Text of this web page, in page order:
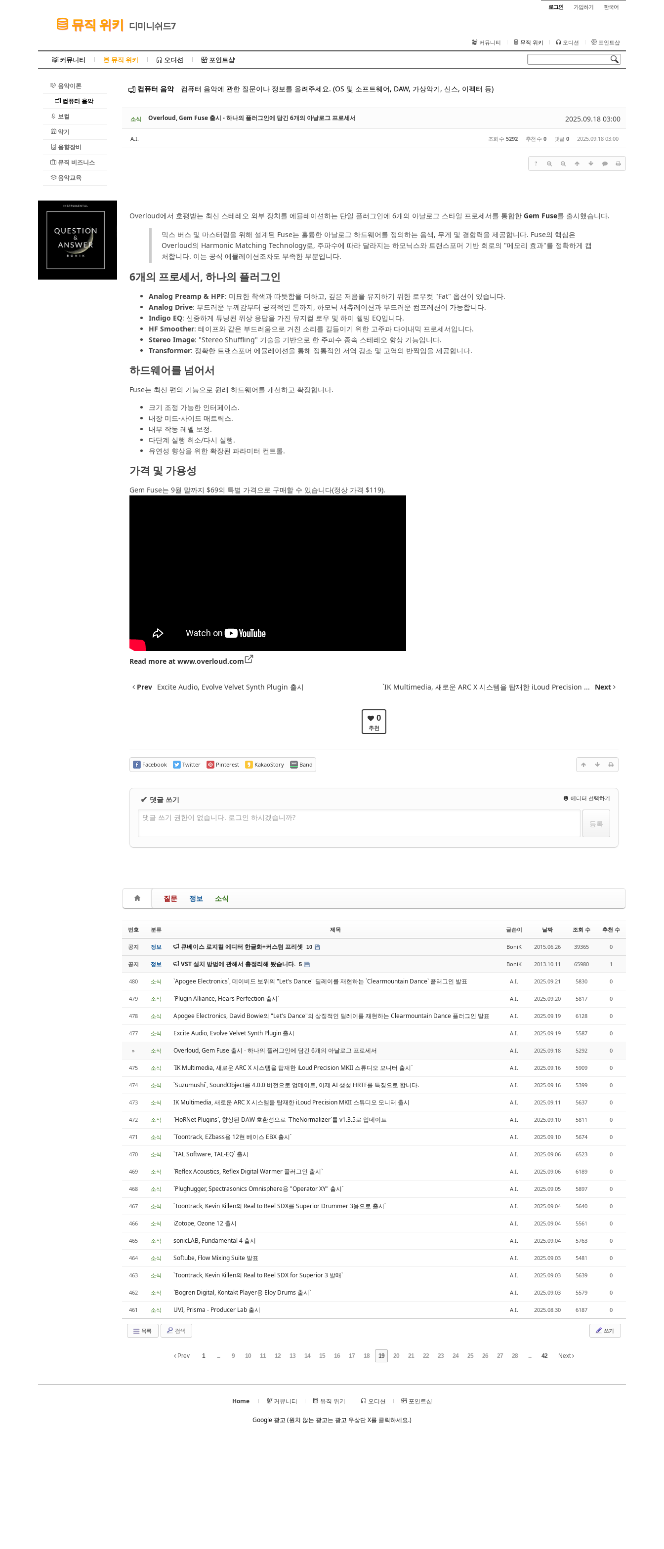
로그인 가입하기 한국어
뮤직 위키 디미니쉬드7
커뮤니티 뮤직 위키 오디션 포인트샵
커뮤니티 뮤직 위키 오디션 포인트샵
음악이론
컴퓨터 음악
보컬
악기
음향장비
뮤직 비즈니스
음악교육
컴퓨터 음악 컴퓨터 음악에 관한 질문이나 정보를 올려주세요. (OS 및 소프트웨어, DAW, 가상악기, 신스, 이펙터 등)
소식 2025.09.18 03:00
Overloud, Gem Fuse 출시 - 하나의 플러그인에 담긴 6개의 아날로그 프로세서
A.I. 조회 수 5292 추천 수 0 댓글 0 2025.09.18 03:00
?
Overloud에서 호평받는 최신 스테레오 외부 장치를 에뮬레이션하는 단일 플러그인에 6개의 아날로그 스타일 프로세서를 통합한 Gem Fuse를 출시했습니다.
믹스 버스 및 마스터링을 위해 설계된 Fuse는 훌륭한 아날로그 하드웨어를 정의하는 음색, 무게 및 결합력을 제공합니다. Fuse의 핵심은
Overloud의 Harmonic Matching Technology로, 주파수에 따라 달라지는 하모닉스와 트랜스포머 기반 회로의 "메모리 효과"를 정확하게 캡
처합니다. 이는 공식 에뮬레이션조차도 부족한 부분입니다.
6개의 프로세서, 하나의 플러그인
Analog Preamp & HPF: 미묘한 착색과 따뜻함을 더하고, 깊은 저음을 유지하기 위한 로우컷 "Fat" 옵션이 있습니다.
Analog Drive: 부드러운 두께감부터 공격적인 톤까지, 하모닉 새츄레이션과 부드러운 컴프레션이 가능합니다.
Indigo EQ: 신중하게 튜닝된 위상 응답을 가진 뮤지컬 로우 및 하이 쉘빙 EQ입니다.
HF Smoother: 테이프와 같은 부드러움으로 거친 소리를 길들이기 위한 고주파 다이내믹 프로세서입니다.
Stereo Image: "Stereo Shuffling" 기술을 기반으로 한 주파수 종속 스테레오 향상 기능입니다.
Transformer: 정확한 트랜스포머 에뮬레이션을 통해 정통적인 저역 강조 및 고역의 반짝임을 제공합니다.
하드웨어를 넘어서
Fuse는 최신 편의 기능으로 원래 하드웨어를 개선하고 확장합니다.
크기 조정 가능한 인터페이스.
내장 미드-사이드 매트릭스.
내부 작동 레벨 보정.
다단계 실행 취소/다시 실행.
유연성 향상을 위한 확장된 파라미터 컨트롤.
가격 및 가용성
Gem Fuse는 9월 말까지 $69의 특별 가격으로 구매할 수 있습니다(정상 가격 $119).
Read more at www.overloud.com
Prev Excite Audio, Evolve Velvet Synth Plugin 출시 `IK Multimedia, 새로운 ARC X 시스템을 탑재한 iLoud Precision ... Next
0
추천
Facebook Twitter Pinterest KakaoStory Band
✔ 댓글 쓰기 에디터 선택하기
댓글 쓰기 권한이 없습니다. 로그인 하시겠습니까?
질문 정보 소식
번호 분류 제목 글쓴이 날짜 조회 수 추천 수
공지 정보 큐베이스 로지컬 에디터 한글화+커스텀 프리셋 10 BoniK 2015.06.26 39365 0
공지 정보 VST 설치 방법에 관해서 총정리해 봤습니다. 5 BoniK 2013.10.11 65980 1
480 소식 `Apogee Electronics`, 데이비드 보위의 "Let's Dance" 딜레이를 재현하는 `Clearmountain Dance` 플러그인 발표 A.I. 2025.09.21 5830 0
479 소식 `Plugin Alliance, Hears Perfection 출시` A.I. 2025.09.20 5817 0
478 소식 Apogee Electronics, David Bowie의 "Let's Dance"의 상징적인 딜레이를 재현하는 Clearmountain Dance 플러그인 발표 A.I. 2025.09.19 6128 0
477 소식 Excite Audio, Evolve Velvet Synth Plugin 출시 A.I. 2025.09.19 5587 0
» 소식 Overloud, Gem Fuse 출시 - 하나의 플러그인에 담긴 6개의 아날로그 프로세서 A.I. 2025.09.18 5292 0
475 소식 `IK Multimedia, 새로운 ARC X 시스템을 탑재한 iLoud Precision MKII 스튜디오 모니터 출시` A.I. 2025.09.16 5909 0
474 소식 `Suzumushi`, SoundObject를 4.0.0 버전으로 업데이트, 이제 AI 생성 HRTF를 특징으로 합니다. A.I. 2025.09.16 5399 0
473 소식 IK Multimedia, 새로운 ARC X 시스템을 탑재한 iLoud Precision MKII 스튜디오 모니터 출시 A.I. 2025.09.11 5637 0
472 소식 `HoRNet Plugins`, 향상된 DAW 호환성으로 `TheNormalizer`를 v1.3.5로 업데이트 A.I. 2025.09.10 5811 0
471 소식 `Toontrack, EZbass용 12현 베이스 EBX 출시` A.I. 2025.09.10 5674 0
470 소식 `TAL Software, TAL-EQ` 출시 A.I. 2025.09.06 6523 0
469 소식 `Reflex Acoustics, Reflex Digital Warmer 플러그인 출시` A.I. 2025.09.06 6189 0
468 소식 `Plughugger, Spectrasonics Omnisphere용 "Operator XY" 출시` A.I. 2025.09.05 5897 0
467 소식 `Toontrack, Kevin Killen의 Real to Reel SDX를 Superior Drummer 3용으로 출시` A.I. 2025.09.04 5640 0
466 소식 iZotope, Ozone 12 출시 A.I. 2025.09.04 5561 0
465 소식 sonicLAB, Fundamental 4 출시 A.I. 2025.09.04 5763 0
464 소식 Softube, Flow Mixing Suite 발표 A.I. 2025.09.03 5481 0
463 소식 `Toontrack, Kevin Killen의 Real to Reel SDX for Superior 3 발매` A.I. 2025.09.03 5639 0
462 소식 `Bogren Digital, Kontakt Player용 Eloy Drums 출시` A.I. 2025.09.03 5579 0
461 소식 UVI, Prisma - Producer Lab 출시 A.I. 2025.08.30 6187 0
목록 검색 쓰기
Prev 1 ... 9 10 11 12 13 14 15 16 17 18 19 20 21 22 23 24 25 26 27 28 ... 42 Next
Home 커뮤니티 뮤직 위키 오디션 포인트샵
Google 광고 (원치 않는 광고는 광고 우상단 X를 클릭하세요.)
Sketchbook5, 스케치북5
Sketchbook5, 스케치북5